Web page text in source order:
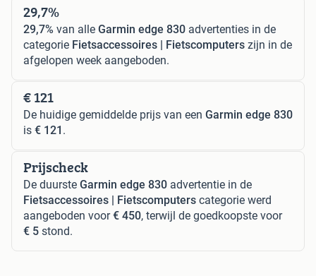
29,7%
29,7% van alle Garmin edge 830 advertenties in de
categorie Fietsaccessoires | Fietscomputers zijn in de
afgelopen week aangeboden.
€ 121
De huidige gemiddelde prijs van een Garmin edge 830
is € 121 .
Prijscheck
De duurste Garmin edge 830 advertentie in de
Fietsaccessoires | Fietscomputers categorie werd
aangeboden voor€ 450, terwijl de goedkoopste voor
€ 5 stond.